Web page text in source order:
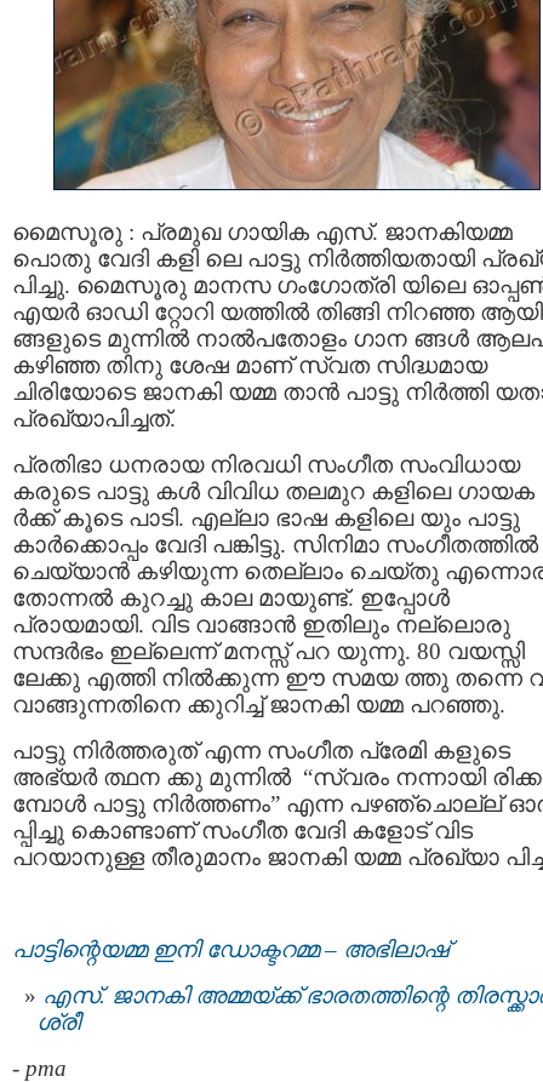
മൈസൂരു : പ്രമുഖ ഗായിക എസ്. ജാനകിയമ്മ
പൊതു വേദി കളി ലെ പാട്ടു നിര്‍ത്തിയതായി
പിച്ചു. മൈസൂരു മാനസ ഗംഗോത്രി യിലെ
എയർ ഓഡി റ്റോറി യത്തിൽ തിങ്ങി നിറഞ്ഞ
ങ്ങളുടെ മുന്നില്‍ നാല്‍പതോളം ഗാന ങ്ങള്‍
കഴിഞ്ഞ തിനു ശേഷ മാണ് സ്വത സിദ്ധമായ
ചിരിയോടെ ജാനകി യമ്മ താന്‍ പാട്ടു നിര്‍ത്തി
പ്രഖ്യാപിച്ചത്.
പ്രതിഭാ ധനരായ നിരവധി സംഗീത സംവിധായ
കരുടെ പാട്ടു കൾ വിവിധ തലമുറ കളിലെ ഗായക
ർക്ക് കൂടെ പാടി. എല്ലാ ഭാഷ കളിലെ യും പാട്ടു
കാര്‍ക്കൊപ്പം വേദി പങ്കിട്ടു. സിനിമാ സംഗീതത്തില്‍
ചെയ്യാന്‍ കഴിയുന്ന തെല്ലാം ചെയ്തു
തോന്നല്‍ കുറച്ചു കാല മായുണ്ട്. ഇപ്പോള്‍
പ്രായമായി. വിട വാങ്ങാന്‍ ഇതിലും നല്ലൊരു
സന്ദര്‍ഭം ഇല്ലെന്ന് മനസ്സ് പറ യുന്നു. 80 വയസ്സി
ലേക്കു എത്തി നിൽക്കുന്ന ഈ സമയ ത്തു തന്നെ
വാങ്ങുന്നതിനെ ക്കുറിച്ച് ജാനകി യമ്മ പറഞ്ഞു.
പാട്ടു നിര്‍ത്തരുത് എന്ന സംഗീത പ്രേമി കളുടെ
അഭ്യര്‍ ത്ഥന ക്കു മുന്നില്‍ “സ്വരം നന്നായി
മ്പോള്‍ പാട്ടു നിര്‍ത്തണം” എന്ന പഴഞ്ചൊല്ല്
പ്പിച്ചു കൊണ്ടാണ് സംഗീത വേദി കളോട് വിട
പറയാനുള്ള തീരുമാനം ജാനകി യമ്മ പ്രഖ്യാ
പാട്ടിന്റെയമ്മ ഇനി ഡോക്ടറമ്മ – അഭിലാഷ്
എസ്. ജാനകി അമ്മയ്ക്ക് ഭാരതത്തിന്റെ
ശ്രീ
- pma